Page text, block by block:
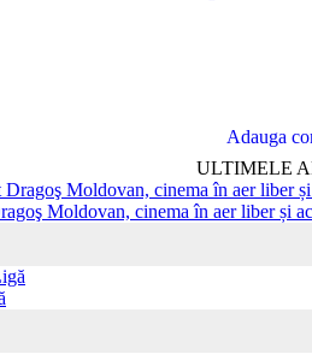
Adauga
ULTIMELE
Moldovan, cinema în aer liber și